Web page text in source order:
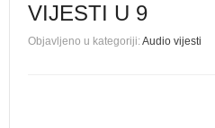
VIJESTI U 9
Objavljeno u kategoriji:Audio vijesti